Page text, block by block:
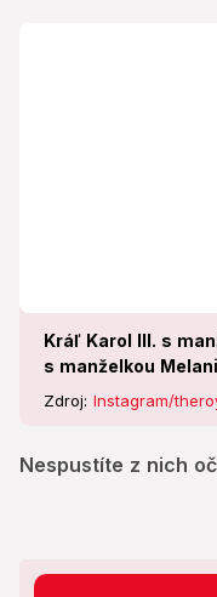
Kráľ Karol III. s
s manželkou
Zdroj: Instagram/
Nespustíte z nich